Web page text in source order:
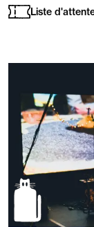
Liste